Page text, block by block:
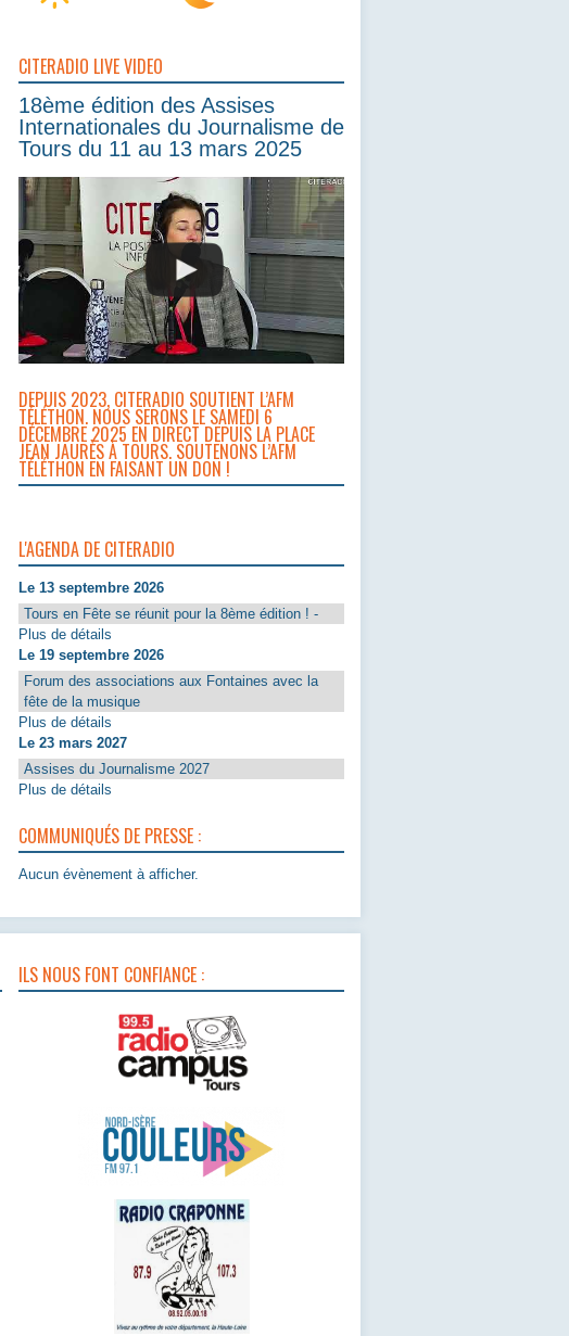
CITERADIO LIVE VIDEO
18ème édition des Assises
Internationales du Journalisme de
Tours du 11 au 13 mars 2025
DEPUIS 2023, CITERADIO SOUTIENT L’AFM
TÉLÉTHON. NOUS SERONS LE SAMEDI 6
DÉCEMBRE 2025 EN DIRECT DEPUIS LA PLACE
JEAN JAURÈS À TOURS. SOUTENONS L’AFM
TÉLÉTHON EN FAISANT UN DON !
L'AGENDA DE CITERADIO
Le 13 septembre 2026
Tours en Fête se réunit pour la 8ème édition ! -
Plus de détails
Le 19 septembre 2026
Forum des associations aux Fontaines avec la
fête de la musique
Plus de détails
Le 23 mars 2027
Assises du Journalisme 2027
Plus de détails
COMMUNIQUÉS DE PRESSE :
Aucun évènement à afficher.
ILS NOUS FONT CONFIANCE :